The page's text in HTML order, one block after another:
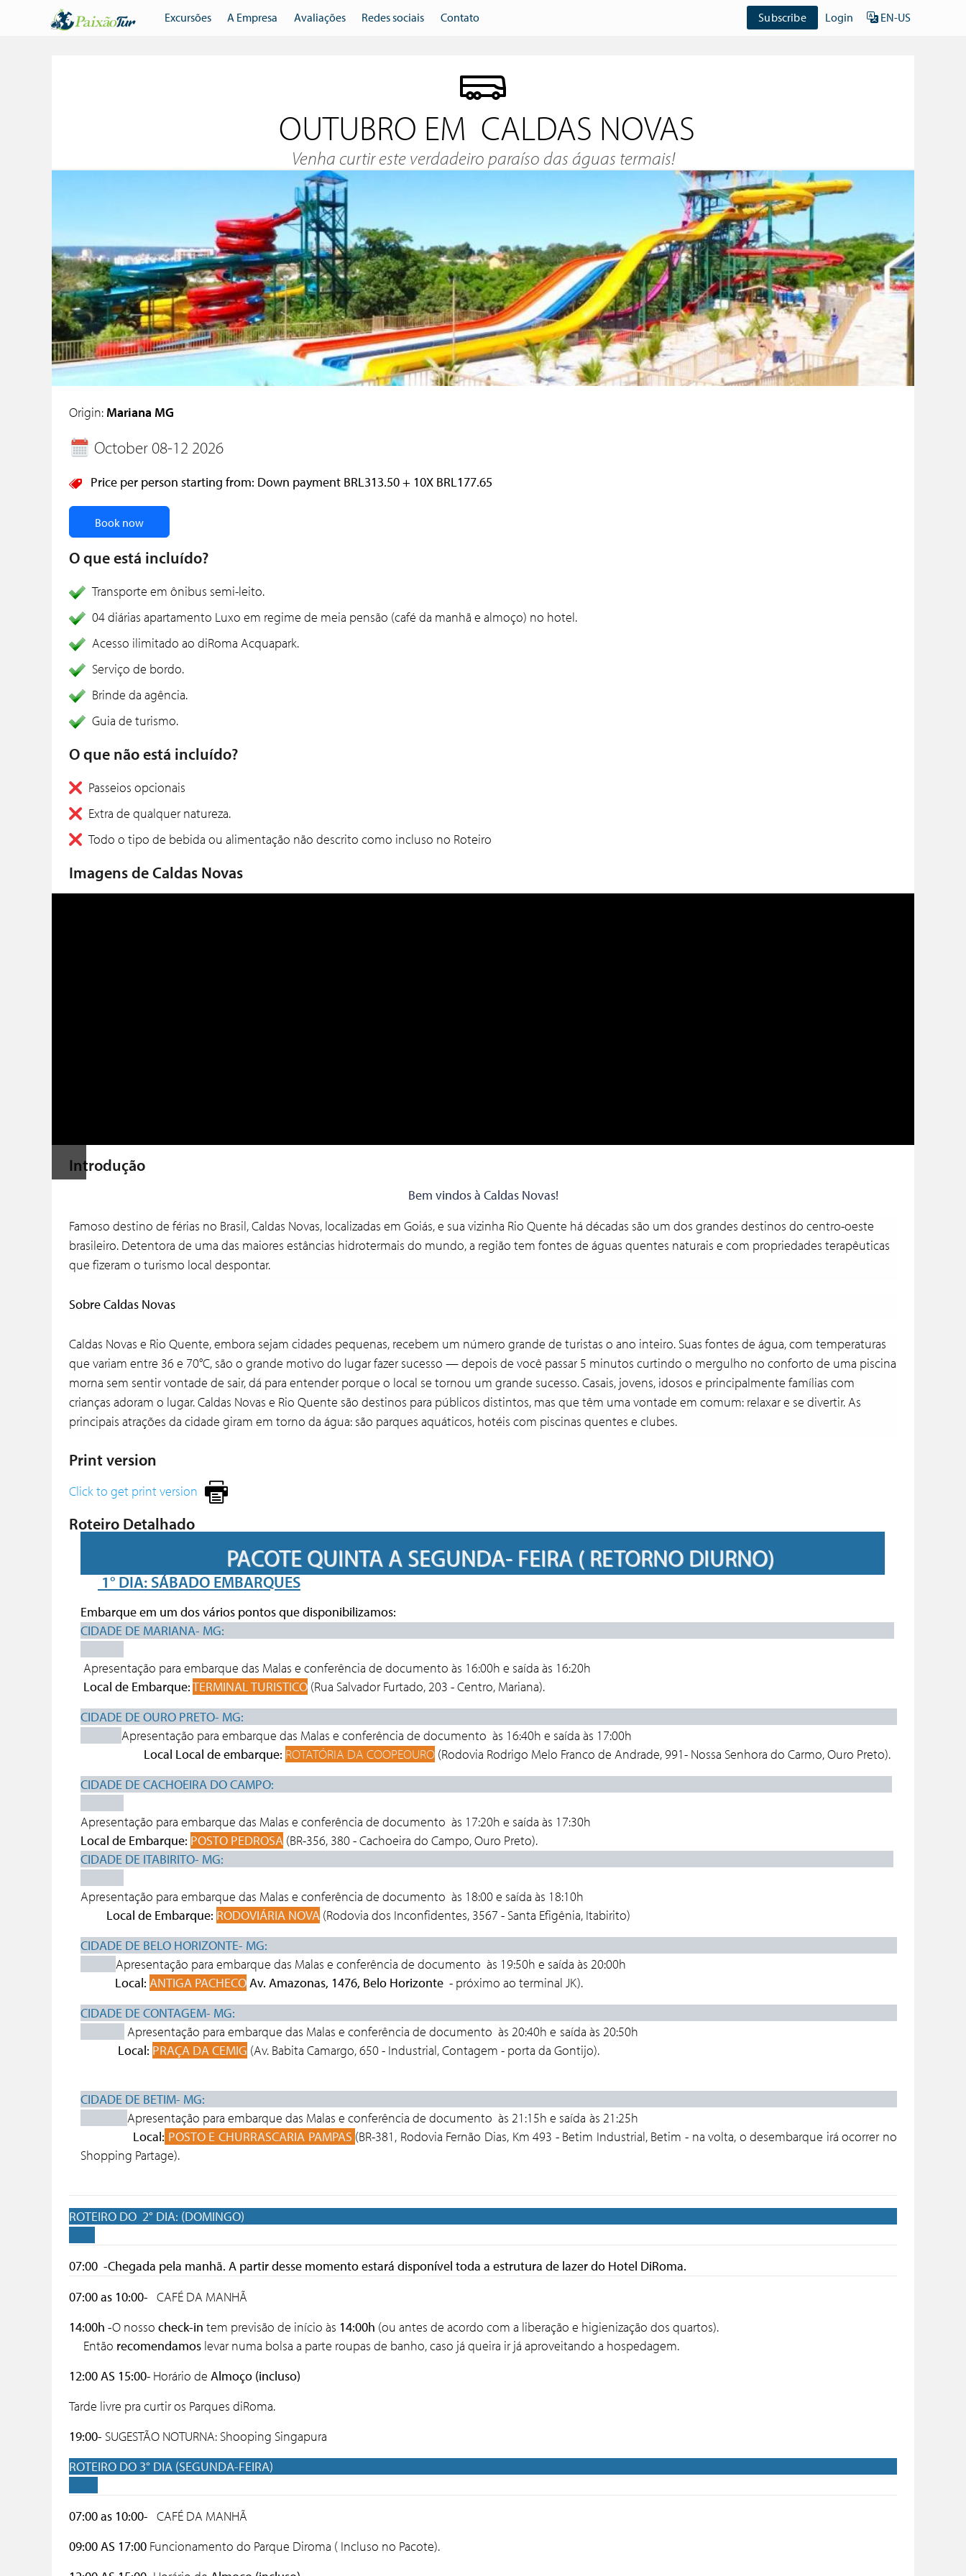
Excursões A Empresa Avaliações Redes sociais Contato Subscribe Login EN-US
OUTUBRO EM CALDAS NOVAS
Venha curtir este verdadeiro paraíso das águas termais!
Origin: Mariana MG
October 08-12 2026
Price per person starting from: Down payment BRL313.50 + 10X BRL177.65
Book now
O que está incluído?
Transporte em ônibus semi-leito.
04 diárias apartamento Luxo em regime de meia pensão (café da manhã e almoço) no hotel.
Acesso ilimitado ao diRoma Acquapark.
Serviço de bordo.
Brinde da agência.
Guia de turismo.
O que não está incluído?
Passeios opcionais
Extra de qualquer natureza.
Todo o tipo de bebida ou alimentação não descrito como incluso no Roteiro
Imagens de Caldas Novas
Introdução
Bem vindos à Caldas Novas!
Famoso destino de férias no Brasil, Caldas Novas, localizadas em Goiás, e sua vizinha Rio Quente há décadas são um dos grandes destinos do centro-oeste
brasileiro. Detentora de uma das maiores estâncias hidrotermais do mundo, a região tem fontes de águas quentes naturais e com propriedades terapêuticas
que fizeram o turismo local despontar.
Sobre Caldas Novas
Caldas Novas e Rio Quente, embora sejam cidades pequenas, recebem um número grande de turistas o ano inteiro. Suas fontes de água, com temperaturas
que variam entre 36 e 70°C, são o grande motivo do lugar fazer sucesso — depois de você passar 5 minutos curtindo o mergulho no conforto de uma piscina
morna sem sentir vontade de sair, dá para entender porque o local se tornou um grande sucesso. Casais, jovens, idosos e principalmente famílias com
crianças adoram o lugar. Caldas Novas e Rio Quente são destinos para públicos distintos, mas que têm uma vontade em comum: relaxar e se divertir. As
principais atrações da cidade giram em torno da água: são parques aquáticos, hotéis com piscinas quentes e clubes.
Print version
Click to get print version
Roteiro Detalhado
PACOTE QUINTA A SEGUNDA- FEIRA ( RETORNO DIURNO)
1° DIA: SÁBADO EMBARQUES
Embarque em um dos vários pontos que disponibilizamos:
CIDADE DE MARIANA- MG:
Apresentação para embarque das Malas e conferência de documento às 16:00h e saída às 16:20h
Local de Embarque:TERMINAL TURISTICO (Rua Salvador Furtado, 203 - Centro, Mariana).
CIDADE DE OURO PRETO- MG:
Apresentação para embarque das Malas e conferência de documento às 16:40h e saída às 17:00h
Local Local de embarque: ROTATÓRIA DA COOPEOURO (Rodovia Rodrigo Melo Franco de Andrade, 991- Nossa Senhora do Carmo, Ouro Preto).
CIDADE DE CACHOEIRA DO CAMPO:
Apresentação para embarque das Malas e conferência de documento às 17:20h e saída às 17:30h
Local de Embarque: POSTO PEDROSA (BR-356, 380 - Cachoeira do Campo, Ouro Preto).
CIDADE DE ITABIRITO- MG:
Apresentação para embarque das Malas e conferência de documento às 18:00 e saída às 18:10h
Local de Embarque: RODOVIÁRIA NOVA (Rodovia dos Inconfidentes, 3567 - Santa Efigênia, Itabirito)
CIDADE DE BELO HORIZONTE- MG:
Apresentação para embarque das Malas e conferência de documento às 19:50h e saída às 20:00h
Local: ANTIGA PACHECOAv. Amazonas, 1476, Belo Horizonte - próximo ao terminal JK).
CIDADE DE CONTAGEM- MG:
Apresentação para embarque das Malas e conferência de documento às 20:40h e saída às 20:50h
Local: PRAÇA DA CEMIG (Av. Babita Camargo, 650 - Industrial, Contagem - porta da Gontijo).
CIDADE DE BETIM- MG:
Apresentação para embarque das Malas e conferência de documento às 21:15h e saída às 21:25h
Local: POSTO E CHURRASCARIA PAMPAS (BR-381, Rodovia Fernão Dias, Km 493 - Betim Industrial, Betim - na volta, o desembarque irá ocorrer no
Shopping Partage).
ROTEIRO DO 2° DIA: (DOMINGO)
07:00 -Chegada pela manhã. A partir desse momento estará disponível toda a estrutura de lazer do Hotel DiRoma.
07:00 as 10:00- CAFÉ DA MANHÃ
14:00h -O nosso check-in tem previsão de início às 14:00h (ou antes de acordo com a liberação e higienização dos quartos).
Então recomendamos levar numa bolsa a parte roupas de banho, caso já queira ir já aproveitando a hospedagem.
12:00 AS 15:00- Horário de Almoço (incluso)
Tarde livre pra curtir os Parques diRoma.
19:00- SUGESTÃO NOTURNA: Shooping Singapura
ROTEIRO DO 3° DIA (SEGUNDA-FEIRA)
07:00 as 10:00- CAFÉ DA MANHÃ
09:00 AS 17:00 Funcionamento do Parque Diroma ( Incluso no Pacote).